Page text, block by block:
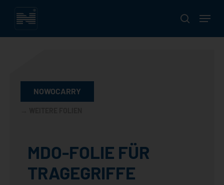
search
Menu
NOWOCARRY
NOWOCARRY
NOWODECOR
MDO-FOLIE FÜR
TRAGEGRIFFE